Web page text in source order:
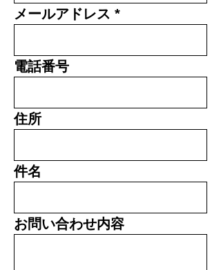
メールアドレス
電話番号
住所
件名
お問い合わせ内容